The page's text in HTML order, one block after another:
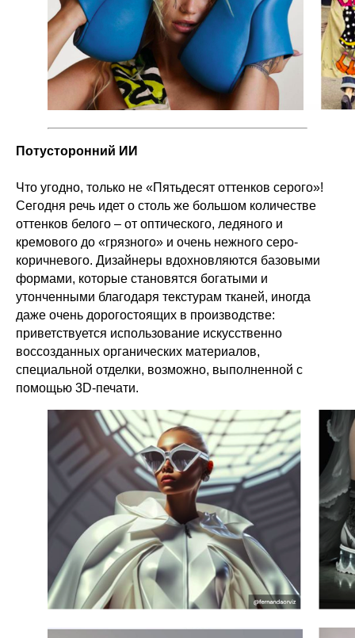
Потусторонний ИИ
Что угодно, только не «Пятьдесят оттенков серого»!
Сегодня речь идет о столь же большом количестве
оттенков белого – от оптического, ледяного и
кремового до «грязного» и очень нежного серо-
коричневого. Дизайнеры вдохновляются базовыми
формами, которые становятся богатыми и
утонченными благодаря текстурам тканей, иногда
даже очень дорогостоящих в производстве:
приветствуется использование искусственно
воссозданных органических материалов,
специальной отделки, возможно, выполненной с
помощью 3D-печати.